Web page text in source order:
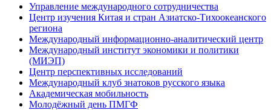
Управление международного сотрудничества
Центр изучения Китая и стран Азиатско-Тихоокеанского
региона
Международный информационно-аналитический центр
Международный институт экономики и политики
(МИЭП)
Центр перспективных исследований
Международный клуб знатоков русского языка
Академическая мобильность
Молодёжный день ПМГФ